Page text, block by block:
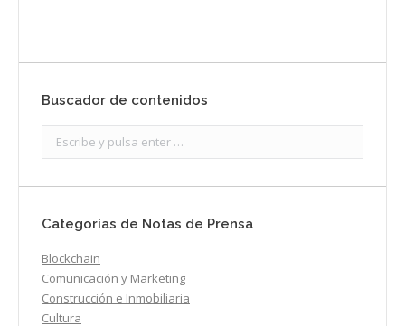
Buscador de contenidos
Categorías de Notas de Prensa
Blockchain
Comunicación y Marketing
Construcción e Inmobiliaria
Cultura